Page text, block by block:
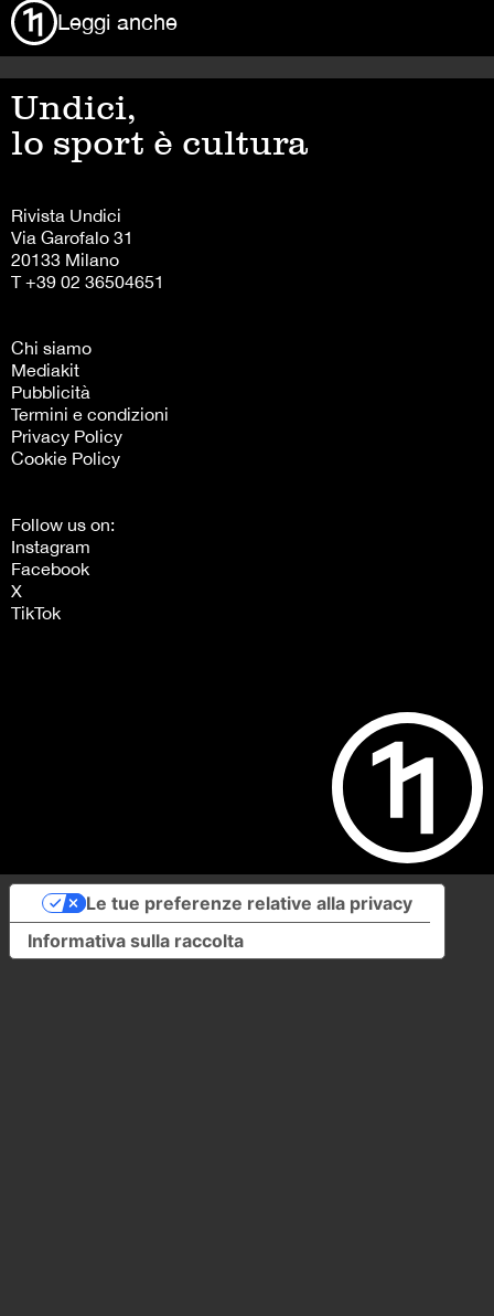
Leggi anche
Undici,
lo sport è cultura
Rivista Undici
Via Garofalo 31
20133 Milano
T +39 02 36504651
Chi siamo
Mediakit
Pubblicità
Termini e condizioni
Privacy Policy
Cookie Policy
Follow us on:
Instagram
Facebook
X
TikTok
Informativa sulla raccolta
Le tue preferenze relative alla privacy